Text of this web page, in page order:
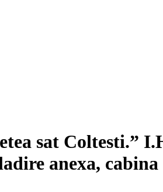
sat Coltesti.”
anexa, cabina